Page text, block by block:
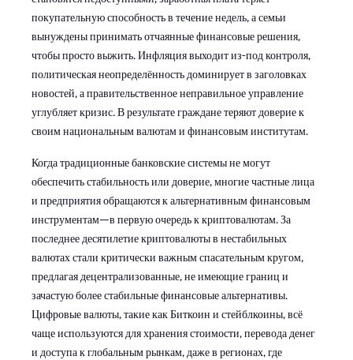
покупательную способность в течение недель, а семьи
вынуждены принимать отчаянные финансовые решения,
чтобы просто выжить. Инфляция выходит из-под контроля,
политическая неопределённость доминирует в заголовках
новостей, а правительственное неправильное управление
углубляет кризис. В результате граждане теряют доверие к
своим национальным валютам и финансовым институтам.
Когда традиционные банковские системы не могут
обеспечить стабильность или доверие, многие частные лица
и предприятия обращаются к альтернативным финансовым
инструментам—в первую очередь к криптовалютам. За
последнее десятилетие криптовалюты в нестабильных
валютах стали критически важным спасательным кругом,
предлагая децентрализованные, не имеющие границ и
зачастую более стабильные финансовые альтернативы.
Цифровые валюты, такие как Биткоин и стейблкоины, всё
чаще используются для хранения стоимости, перевода денег
и доступа к глобальным рынкам, даже в регионах, где